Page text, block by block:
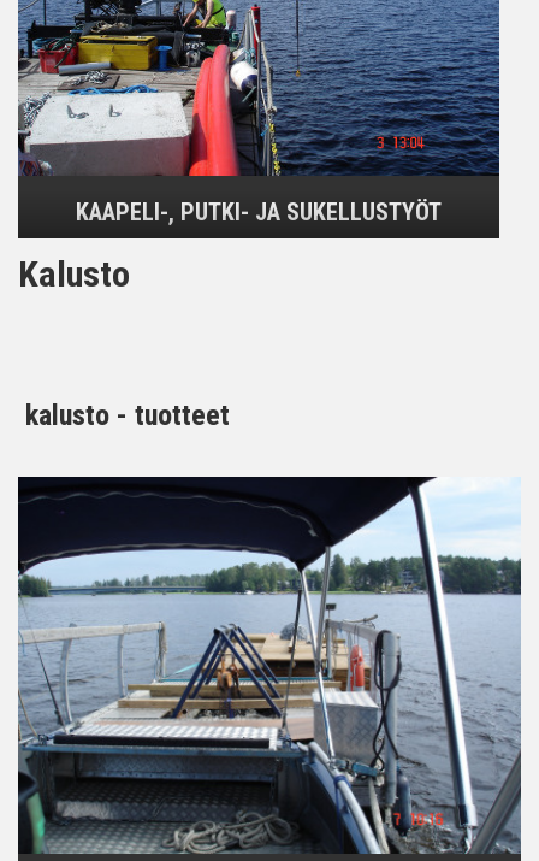
KAAPELI-, PUTKI- JA SUKELLUSTYÖT
Kalusto
kalusto - tuotteet